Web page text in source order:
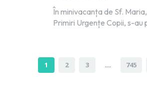
În minivacanța de Sf.
Primiri Urgențe Copii, s-
1 2 3 ... 745